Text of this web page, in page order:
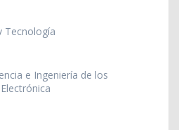
Tecnología
e Ingeniería de los